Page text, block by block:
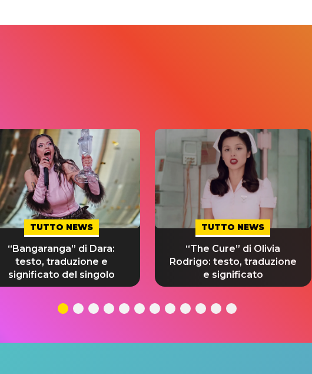
TUTTO NEWS
“Bangaranga” di Dara:
testo, traduzione e
significato del singolo
TUTTO NEWS
“The Cure” di Olivia
Rodrigo: testo, traduzione
e significato